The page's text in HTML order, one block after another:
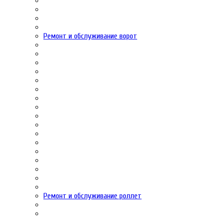
Ремонт и обслуживание ворот
Ремонт и обслуживание роллет